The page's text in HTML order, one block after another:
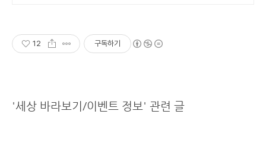
12 구독하기
'세상 바라보기/이벤트 정보' 관련 글